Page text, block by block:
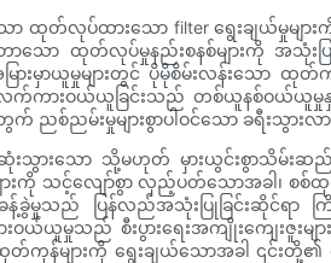
ားသော filter ရွေးချယ်မှုများကို ရွ
ာသော ထုတ်လုပ်မှုနည်းစနစ်များကို အသုံ
မှာယူမှုများတွင် ပိုမိုစိမ်းလန်းသော
က်ကားဝယ်ယူခြင်းသည် တစ်ယူနစ်ဝယ်ယူမှုနှ
ညစ်ညမ်းမှုများစွာပါဝင်သော ခရီးသွား
ားသော သို့မဟုတ် မှားယွင်းစွာသိမ်းဆည်
ားကို သင့်လျော်စွာ လှည့်ပတ်သောအခါ၊
မှုသည် ပြန်လည်အသုံးပြုခြင်းဆိုင်ရာ ကြို
ယ်ယူမှုသည် စီးပွားရေးအကျိုးကျေးဇူး
ကုန်များကို ရွေးချယ်သောအခါ ၎င်း